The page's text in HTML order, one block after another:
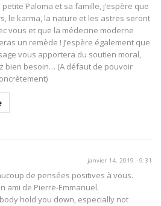
petite Paloma et sa famille, j’espère que
le karma, la nature et les astres seront
vous et que la médecine moderne
un remède ! J’espère également que
vous apportera du soutien moral,
bien besoin… (A défaut de pouvoir
janvier 14, 2019 - 9:31
de pensées positives à vous.
ami de Pierre-Emmanuel.
hold you down, especially not